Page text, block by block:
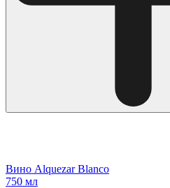
Вино Alquezar Blanco
750 мл